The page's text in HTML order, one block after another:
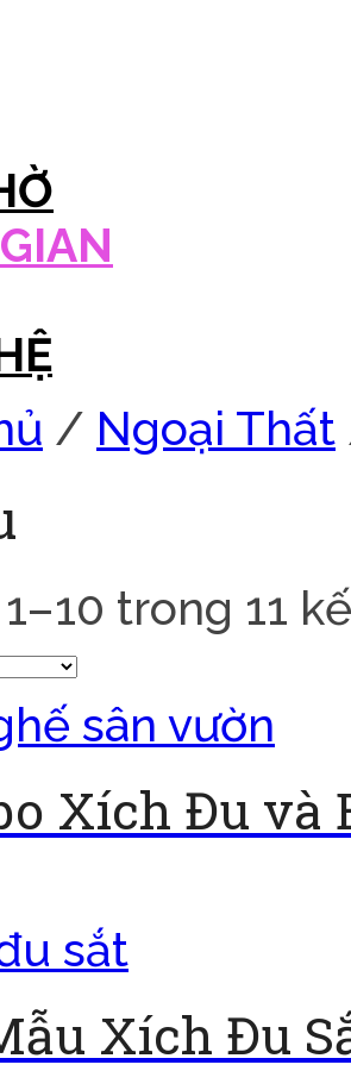
/ Ngoại Thất
trong 11
Xích Đu và
Xích Đu